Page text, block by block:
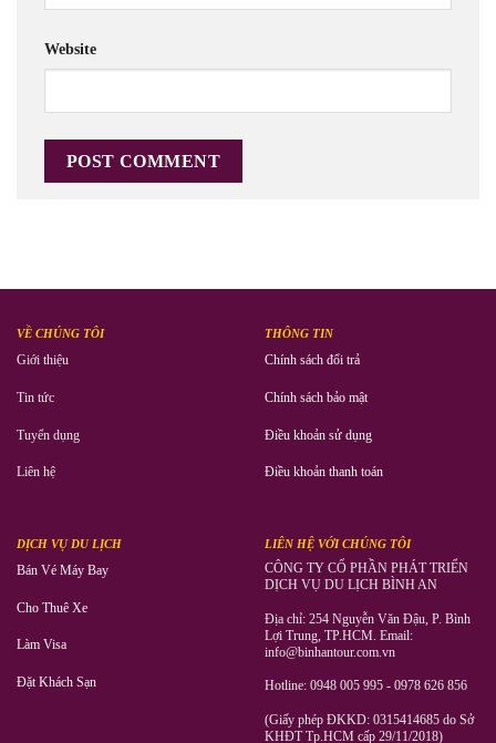
Website
VỀ CHÚNG TÔI
Giới thiệu
Tin tức
Tuyển dụng
Liên hệ
THÔNG TIN
Chính sách đổi trả
Chính sách bảo mật
Điều khoản sử dụng
Điều khoản thanh toán
DỊCH VỤ DU LỊCH
Bán Vé Máy Bay
Cho Thuê Xe
Làm Visa
Đặt Khách Sạn
LIÊN HỆ VỚI CHÚNG TÔI
CÔNG TY CỔ PHẦN PHÁT TRIỂN
DỊCH VỤ DU LỊCH BÌNH AN
Địa chỉ: 254 Nguyễn Văn Đậu, P. Bình
Lợi Trung, TP.HCM. Email:
info@binhantour.com.vn
Hotline: 0948 005 995 - 0978 626 856
(Giấy phép ĐKKD: 0315414685 do Sở
KHĐT Tp.HCM cấp 29/11/2018)